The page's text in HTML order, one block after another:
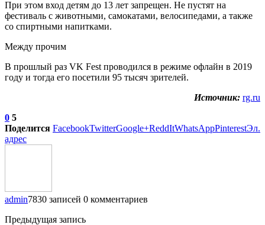
При этом вход детям до 13 лет запрещен. Не пустят на
фестиваль с животными, самокатами, велосипедами, а также
со спиртными напитками.
Между прочим
В прошлый раз VK Fest проводился в режиме офлайн в 2019
году и тогда его посетили 95 тысяч зрителей.
Источник: rg.ru
0 5
Поделится FacebookTwitterGoogle+ReddItWhatsAppPinterestЭл.
адрес
admin7830 записей 0 комментариев
Предыдущая запись